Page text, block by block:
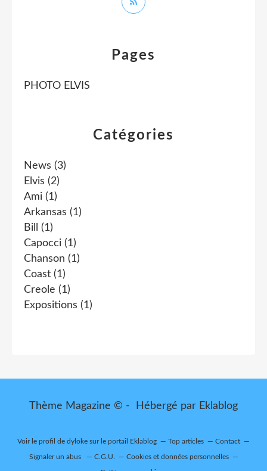
Catégories
News (3)
Elvis (2)
Ami (1)
Arkansas (1)
Bill
(1)
Capocci (1)
Chanson (1)
Coast (1)
Creole (1)
Expositions (1)
Pages
PHOTO ELVIS
Thème Magazine © - Hébergé par Eklablog
Voir le profil de dyloke sur le portail Eklablog Top articles Contact
Signaler un abus C.G.U. Cookies et données personnelles